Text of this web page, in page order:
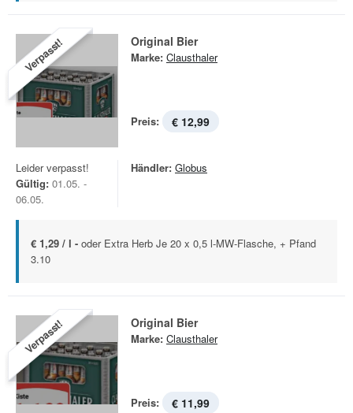
Verpasst! Original Bier
Marke: Clausthaler
Preis: € 12,99
Leider verpasst!
Gültig: 01.05. -
06.05.
Händler: Globus
€ 1,29 / l - oder Extra Herb Je 20 x 0,5 l-MW-Flasche, + Pfand
3.10
Verpasst! Original Bier
Marke: Clausthaler
Preis: € 11,99